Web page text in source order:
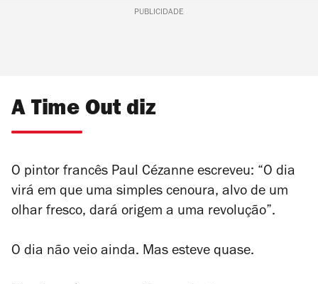
PUBLICIDADE
A Time Out diz
O pintor francês Paul Cézanne escreveu: “O dia
virá em que uma simples cenoura, alvo de um
olhar fresco, dará origem a uma revolução”.
O dia não veio ainda. Mas esteve quase.